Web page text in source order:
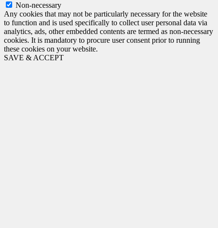
Non-necessary
Any cookies that may not be particularly necessary for the website
to function and is used specifically to collect user personal data via
analytics, ads, other embedded contents are termed as non-necessary
cookies. It is mandatory to procure user consent prior to running
these cookies on your website.
SAVE & ACCEPT